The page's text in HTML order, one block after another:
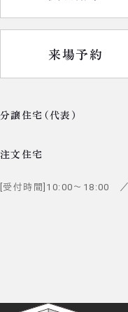
来場予約
分譲住宅（代表）
注文住宅
受付時間 10:00 ～ 18:00